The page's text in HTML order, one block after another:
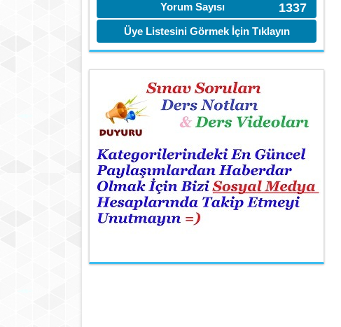
1337
Yorum Sayısı
Üye Listesini Görmek İçin Tıklayın